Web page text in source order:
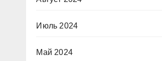
Июль 2024
Май 2024